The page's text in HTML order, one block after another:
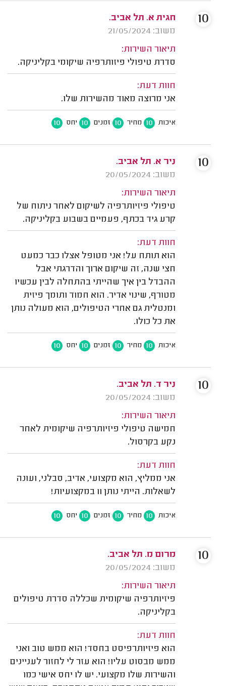
חגית א. תל אביב.
משוב: 21/05/2024
תיאור השירות:
סדרת טיפולי פיזותרפיה שיקומי בקליניקה.
חוות דעת:
אני מרוצה מאוד מהשירות שלו.
איכות 10 מחיר 10 זמנים 10 יחס 10
10
ניר א. תל אביב.
משוב: 20/05/2024
תיאור השירות:
טיפולי פיזיותרפיה לשיקום לאחר ניתוח של
קרע גיד בכתף, פעמיים בשבוע בקליניקה.
חוות דעת:
הוא תותח על! אני מטופל אצלו כבר כמעט
חצי שנה, זה שיקום ארוך והדרגתי אבל
ההבדל בין איך שהייתי בהתחלה לבין עכשיו
מטורף, שינוי אדיר. הוא חמוד ותומך פיזית
ומנטלית גם אחרי הטיפולים, הוא מעולה נותן
את כל כולו.
איכות 10 מחיר 10 זמנים 10 יחס 10
10
ניר ד. תל אביב.
משוב: 20/05/2024
תיאור השירות:
חמישה טיפולי פיזיותרפיה שיקומית לאחר
נקע בקרסול.
חוות דעת:
אני ממליץ, הוא מקצועי, אדיב, סבלני, ועונה
לשאלות. הייתי נותן 11 במקצועיות!
איכות 10 מחיר 10 זמנים 10 יחס 10
10
מרום מ. תל אביב.
משוב: 20/05/2024
תיאור השירות:
פיזיותרפיה שיקומית שכללה סדרת טיפולים
בקליניקה.
חוות דעת:
הוא פיזיותרפיסט בחסד! הוא ממש טוב ואני
ממש מבסוט עליו! הוא עזר לי לחזור לעניינים
והשירות שלו מקצועי. יש לו יחס אישי כמו
10